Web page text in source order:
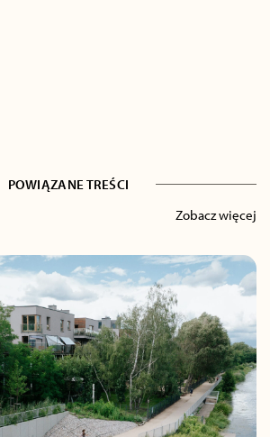
POWIĄZANE TREŚCI
Zobacz więcej